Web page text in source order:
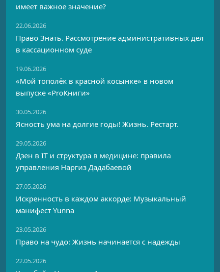
имеет важное значение?
22.06.2026
Право Знать. Рассмотрение административных дел
в кассационном суде
19.06.2026
«Мой тополёк в красной косынке» в новом
выпуске «ProКниги»
30.05.2026
Ясность ума на долгие годы! Жизнь. Рестарт.
29.05.2026
Дзен в IT и структура в медицине: правила
управления Наргиз Дадабаевой
27.05.2026
Искренность в каждом аккорде: Музыкальный
манифест Yunna
23.05.2026
Право на чудо: Жизнь начинается с надежды
22.05.2026